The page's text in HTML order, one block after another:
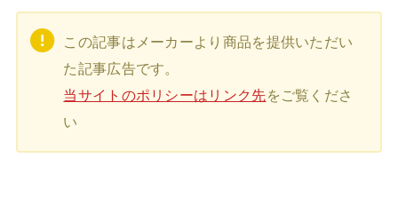
この記事はメーカーより商品を提供いただい
た記事広告です。
当サイトのポリシーはリンク先をご覧くださ
い